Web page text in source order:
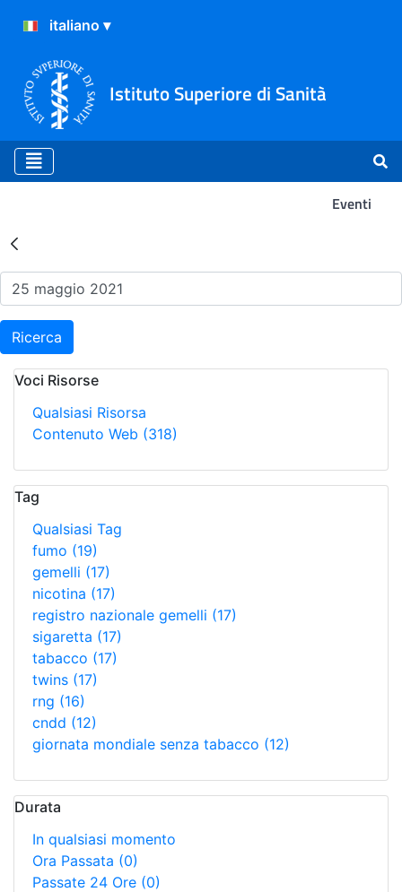
Istituto Superiore di Sanità
Eventi
Risultati della Ricerca -
Ricerca
Voci Risorse
Qualsiasi Risorsa
Contenuto Web (318)
Tag
Qualsiasi Tag
fumo (19)
gemelli (17)
nicotina (17)
registro nazionale gemelli (17)
sigaretta (17)
tabacco (17)
twins (17)
rng (16)
cndd (12)
giornata mondiale senza tabacco (12)
Durata
In qualsiasi momento
Ora Passata (0)
Passate 24 Ore (0)